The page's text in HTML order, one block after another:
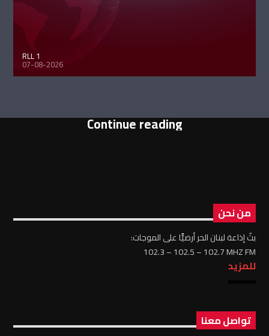
RLL 1
07-08-2026
Continue reading
من نحن
بثّ إذاعة لبنان الحر أرضيًّا على الموجات:
102.3 – 102.5 – 102.7 MHZ FM
للمزيد
تواصل معنا